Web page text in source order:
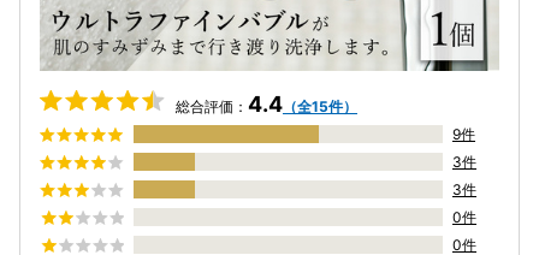
総合評価： 4.4 （全15件）
9件
3件
3件
0件
0件